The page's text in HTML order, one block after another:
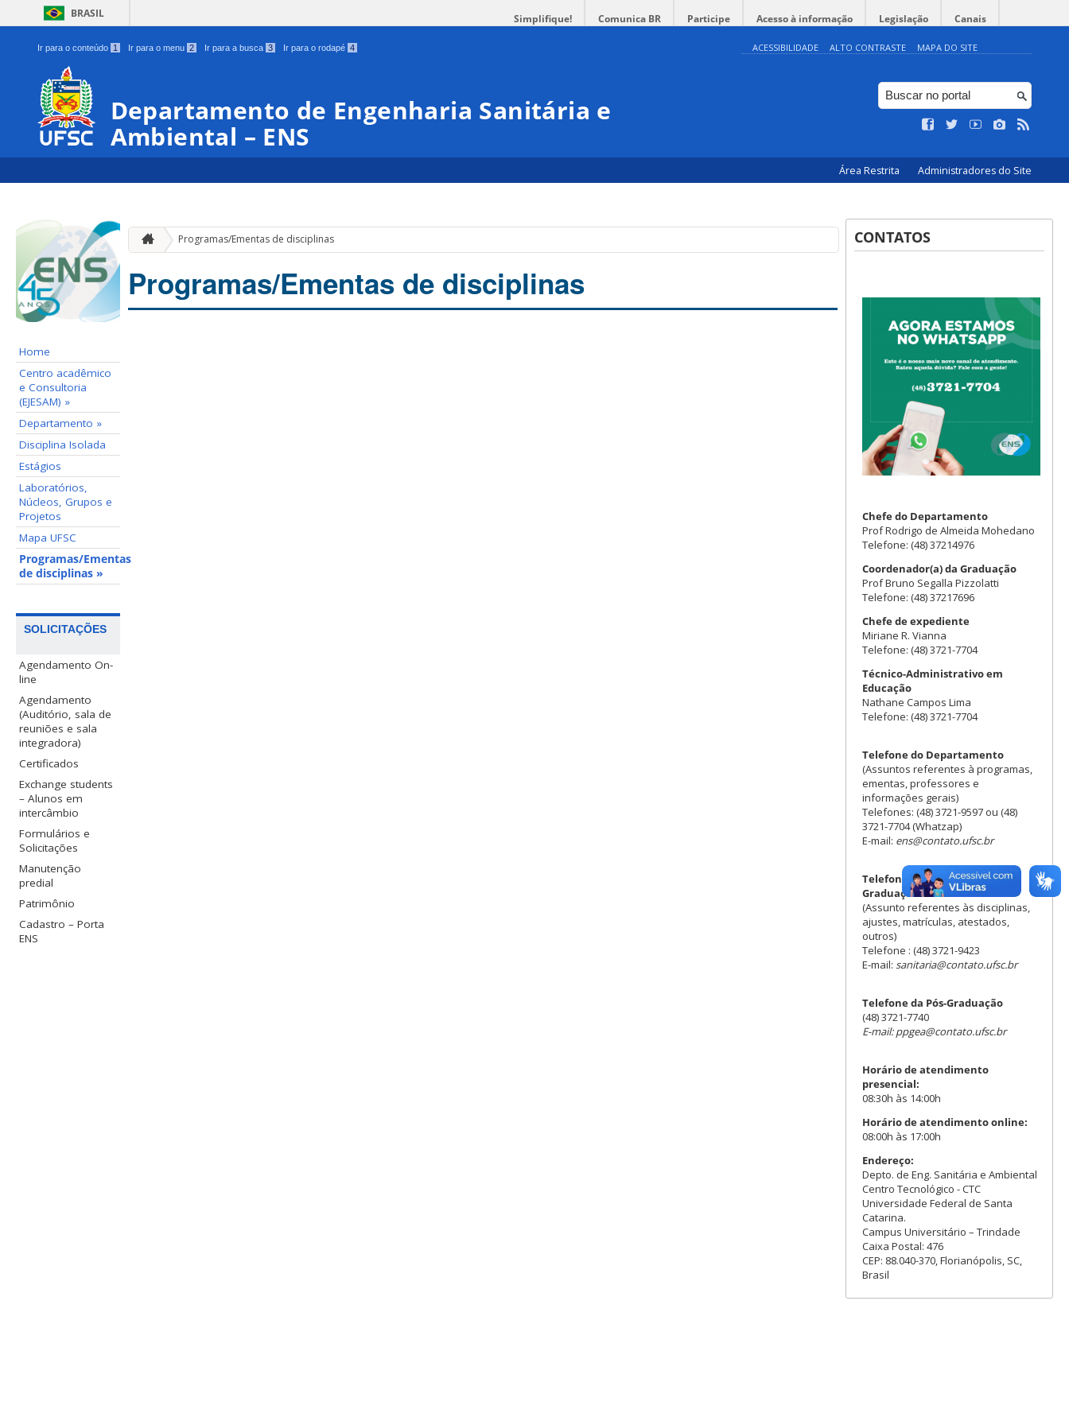
BRASIL Simplifique! Comunica BR Participe Acesso à informação Legislação Canais
Ir para o conteúdo 1 Ir para o menu 2 Ir para a busca 3 Ir para o rodapé 4 ACESSIBILIDADE ALTO CONTRASTE MAPA DO SITE
Departamento de Engenharia Sanitária e
Ambiental – ENS
Área Restrita Administradores do Site
Home
Centro acadêmico
e Consultoria
(EJESAM) »
Departamento »
Disciplina Isolada
Estágios
Laboratórios,
Núcleos, Grupos e
Projetos
Mapa UFSC
Programas/Ementas
de disciplinas »
SOLICITAÇÕES
Agendamento On-
line
Agendamento
(Auditório, sala de
reuniões e sala
integradora)
Certificados
Exchange students
– Alunos em
intercâmbio
Formulários e
Solicitações
Manutenção
predial
Patrimônio
Cadastro – Porta
ENS
Programas/Ementas de disciplinas
Programas/Ementas de disciplinas
CONTATOS
Chefe do Departamento
Prof Rodrigo de Almeida Mohedano
Telefone: (48) 37214976
Coordenador(a) da Graduação
Prof Bruno Segalla Pizzolatti
Telefone: (48) 37217696
Chefe de expediente
Miriane R. Vianna
Telefone: (48) 3721-7704
Técnico-Administrativo em
Educação
Nathane Campos Lima
Telefone: (48) 3721-7704
Telefone do Departamento
(Assuntos referentes à programas,
ementas, professores e
informações gerais)
Telefones: (48) 3721-9597 ou (48)
3721-7704 (Whatzap)
E-mail: ens@contato.ufsc.br
Telefone da Coordenadoria de
Graduação
(Assunto referentes às disciplinas,
ajustes, matrículas, atestados,
outros)
Telefone : (48) 3721-9423
E-mail:sanitaria@contato.ufsc.br
Telefone da Pós-Graduação
(48) 3721-7740
E-mail: ppgea@contato.ufsc.br
Horário de atendimento
presencial:
08:30h às 14:00h
Horário de atendimento online:
08:00h às 17:00h
Endereço:
Depto. de Eng. Sanitária e Ambiental
Centro Tecnológico - CTC
Universidade Federal de Santa
Catarina.
Campus Universitário – Trindade
Caixa Postal: 476
CEP: 88.040-370, Florianópolis, SC,
Brasil